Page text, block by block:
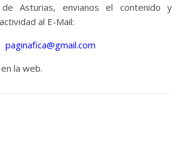
Asturias, envianos el contenido y
al E-Mail:
paginafica@gmail.com
la web.